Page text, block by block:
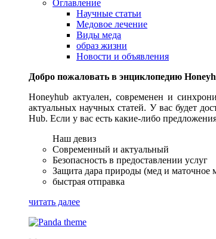
Оглавление
Научные статьи
Медовое лечение
Виды меда
образ жизни
Новости и объявления
Добро пожаловать в энциклопедию
Honeyhub актуален, современен и
актуальных научных статей. У вас будет
Hub. Если у вас есть какие-либо
Наш девиз
Современный и актуальный
Безопасность в предоставлении услуг
Защита дара природы (мед и маточное
быстрая отправка
читать далее